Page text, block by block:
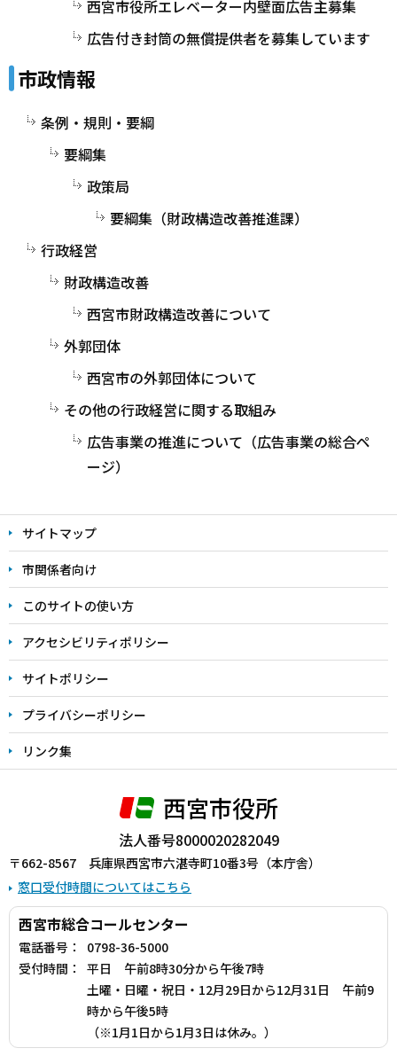
西宮市役所エレベーター内壁面広告主募集
広告付き封筒の無償提供者を募集しています
市政情報
条例・規則・要綱
要綱集
政策局
要綱集（財政構造改善推進課）
行政経営
財政構造改善
西宮市財政構造改善について
外郭団体
西宮市の外郭団体について
その他の行政経営に関する取組み
広告事業の推進について（広告事業の総合ペ
ージ）
サイトマップ
市関係者向け
このサイトの使い方
アクセシビリティポリシー
サイトポリシー
プライバシーポリシー
リンク集
西宮市役所
法人番号8000020282049
〒662-8567 兵庫県西宮市六湛寺町10番3号（本庁舎）
窓口受付時間についてはこちら
西宮市総合コールセンター
電話番号：
0798-36-5000
受付時間：
平日 午前8時30分から午後7時
土曜・日曜・祝日・12月29日から12月31日 午前9
時から午後5時
（※1月1日から1月3日は休み。）